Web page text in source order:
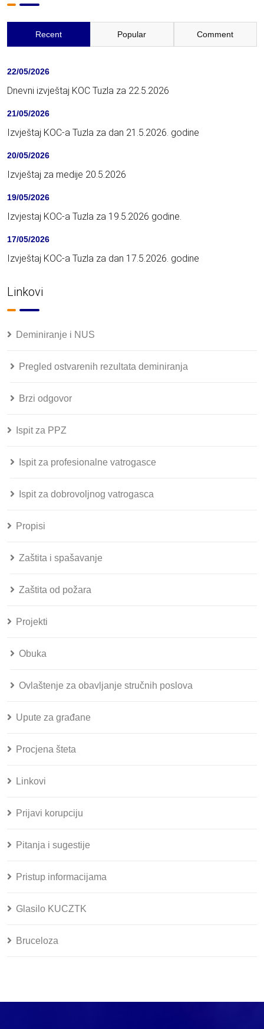
Recent Popular Comment
22/05/2026
Dnevni izvještaj KOC Tuzla za 22.5.2026
21/05/2026
Izvještaj KOC-a Tuzla za dan 21.5.2026. godine
20/05/2026
Izvještaj za medije 20.5.2026
19/05/2026
Izvjestaj KOC-a Tuzla za 19.5.2026 godine.
17/05/2026
Izvještaj KOC-a Tuzla za dan 17.5.2026. godine
Linkovi
Deminiranje i NUS
Pregled ostvarenih rezultata deminiranja
Brzi odgovor
Ispit za PPZ
Ispit za profesionalne vatrogasce
Ispit za dobrovoljnog vatrogasca
Propisi
Zaštita i spašavanje
Zaštita od požara
Projekti
Obuka
Ovlaštenje za obavljanje stručnih poslova
Upute za građane
Procjena šteta
Linkovi
Prijavi korupciju
Pitanja i sugestije
Pristup informacijama
Glasilo KUCZTK
Bruceloza